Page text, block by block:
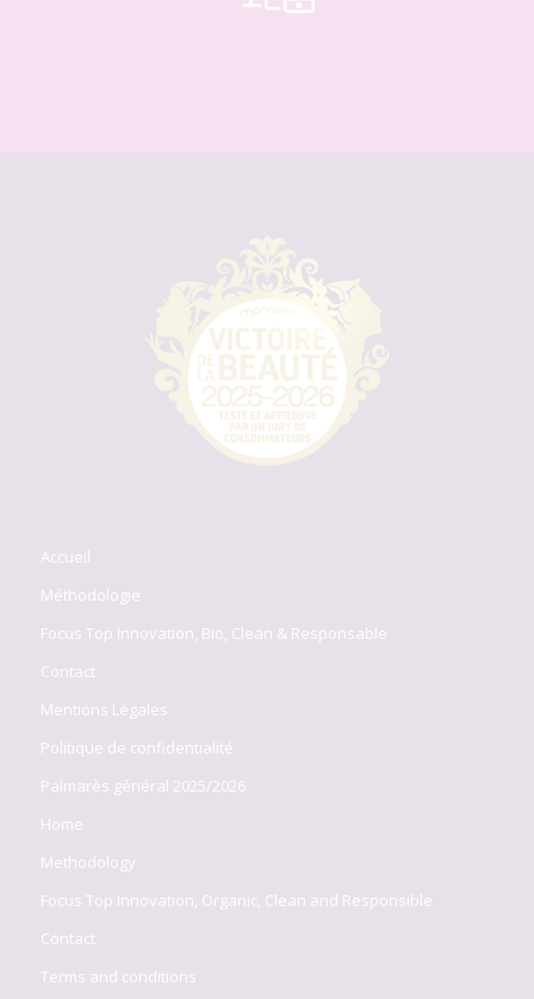
Accueil
Méthodologie
Focus Top Innovation, Bio, Clean & Responsable
Contact
Mentions Légales
Politique de confidentialité
Palmarès général 2025/2026
Home
Methodology
Focus Top Innovation, Organic, Clean and Responsible
Contact
Terms and conditions